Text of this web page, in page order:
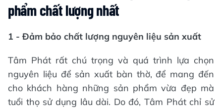
phẩm chất lượng nhất
1 - Đảm bảo chất lượng nguyên liệu sản xuất
Tâm Phát rất chú trọng và quá trình lựa chọn
nguyên liệu để sản xuất bàn thờ, để mang đến
cho khách hàng những sản phẩm vừa đẹp mà
tuổi thọ sử dụng lâu dài. Do đó, Tâm Phát chỉ sử